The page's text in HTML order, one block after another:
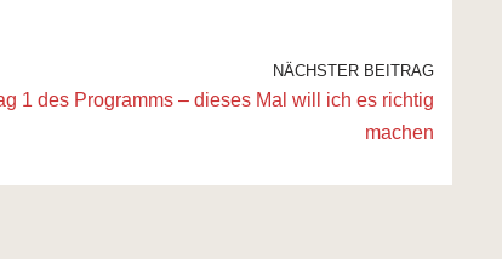
NÄCHSTER BEITRAG
1 des Programms – dieses Mal will ich es richtig
machen